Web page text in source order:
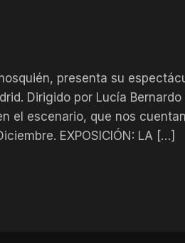
presenta su
Dirigido por Lucía
el escenario, que nos
EXPOSICIÓN: LA […]